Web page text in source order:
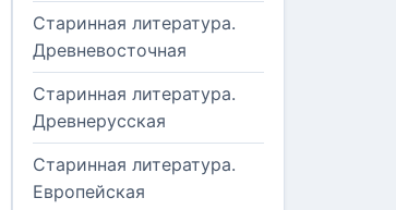
Старинная литература.
Древневосточная
Старинная литература.
Древнерусская
Старинная литература.
Европейская